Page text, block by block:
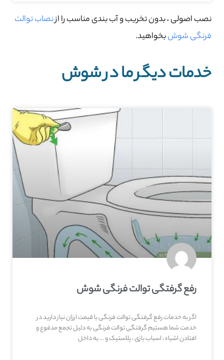
نصب اصولی ، بدون تخریب و آب بندی مناسب را ازنصاب توالت
فرنگی شوشبخواهید.
خدمات دیگر ما در شوش
رفع گرفتگی توالت فرنگی شوش
اگر به خدمات رفع گرفتگی توالت فرنگی با قیمت ارزان نیاز دارید در
خدمت شما هستیم گرفتگی توالت فرنگی به دلیل تجمع مدفوع و
افتادن اشیاء ، اسباب بازی ، پلاستیک و … به داخل